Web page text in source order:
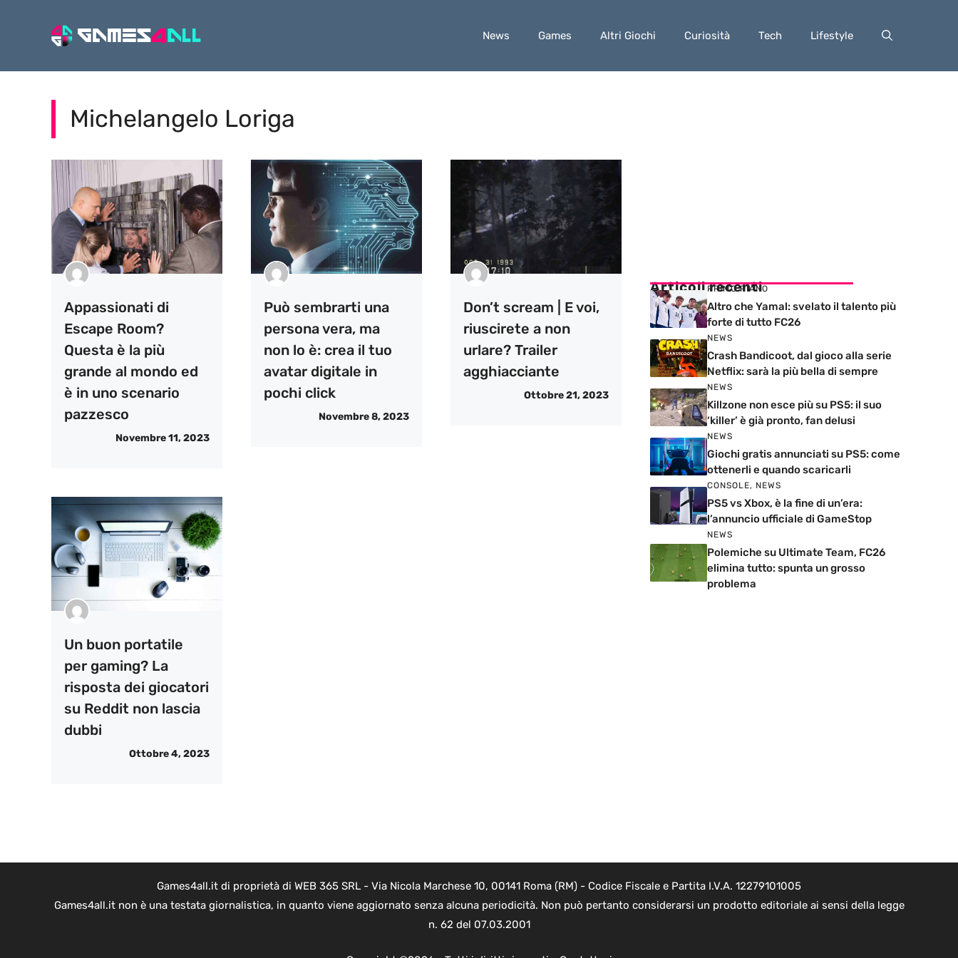
News Games Altri Giochi Curiosità Tech Lifestyle
Michelangelo Loriga
Appassionati di
Escape Room?
Questa è la più
grande al mondo ed
è in uno scenario
pazzesco
Novembre 11, 2023
Può sembrarti una
persona vera, ma
non lo è: crea il tuo
avatar digitale in
pochi click
Novembre 8, 2023
Don’t scream | E voi,
riuscirete a non
urlare? Trailer
agghiacciante
Ottobre 21, 2023
Un buon portatile
per gaming? La
risposta dei giocatori
su Reddit non lascia
dubbi
Ottobre 4, 2023
Articoli recenti
PRIMO PIANO
Altro che Yamal: svelato il talento più
forte di tutto FC26
NEWS
Crash Bandicoot, dal gioco alla serie
Netflix: sarà la più bella di sempre
NEWS
Killzone non esce più su PS5: il suo
‘killer’ è già pronto, fan delusi
NEWS
Giochi gratis annunciati su PS5: come
ottenerli e quando scaricarli
CONSOLE, NEWS
PS5 vs Xbox, è la fine di un’era:
l’annuncio ufficiale di GameStop
NEWS
Polemiche su Ultimate Team, FC26
elimina tutto: spunta un grosso
problema
Games4all.it di proprietà di WEB 365 SRL - Via Nicola Marchese 10, 00141 Roma (RM) - Codice Fiscale e Partita I.V.A. 12279101005
Games4all.it non è una testata giornalistica, in quanto viene aggiornato senza alcuna periodicità. Non può pertanto considerarsi un prodotto editoriale ai sensi della legge
n. 62 del 07.03.2001